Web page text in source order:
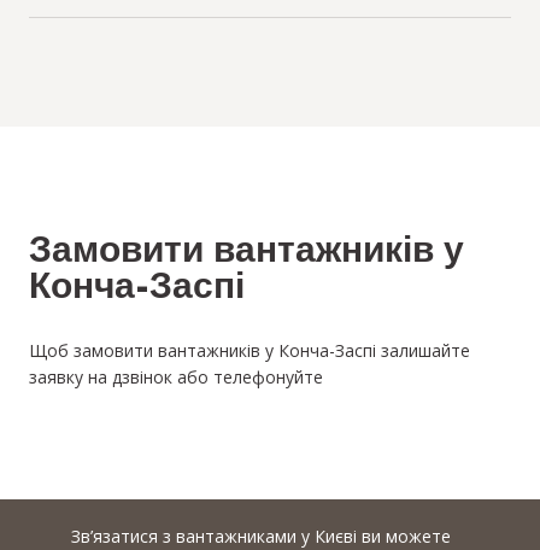
Замовити вантажників у
Конча-Заспі
Щоб замовити вантажників у Конча-Заспі залишайте
заявку на дзвінок або телефонуйте
Зв’язатися з вантажниками у Києві ви можете